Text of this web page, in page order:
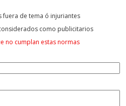
de tema ó injuriantes
como publicitarios
no cumplan estas normas